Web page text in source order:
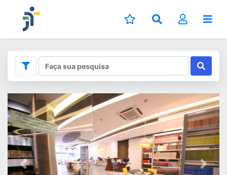
Previous Next